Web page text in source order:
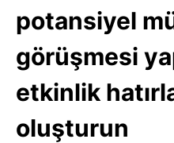
potansiyel
görüşmesi
etkinlik
oluşturun